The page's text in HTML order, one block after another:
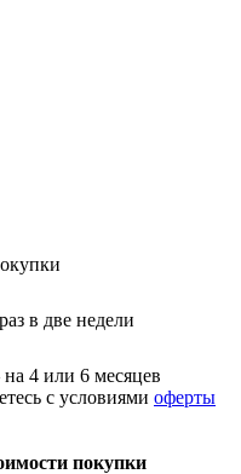
в две недели
4 или 6 месяцев
с условиями оферты
покупки